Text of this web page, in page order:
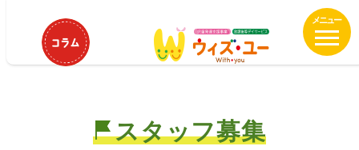
ウィズ・ユー雑司が谷 保育士、児
童指導員募集中！
スタッフ募集